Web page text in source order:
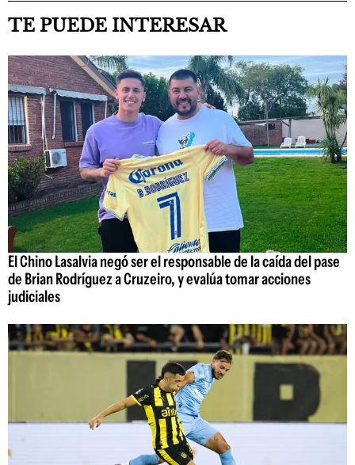
TE PUEDE INTERESAR
El Chino Lasalvia negó ser el responsable de la caída del pase
de Brian Rodríguez a Cruzeiro, y evalúa tomar acciones
judiciales